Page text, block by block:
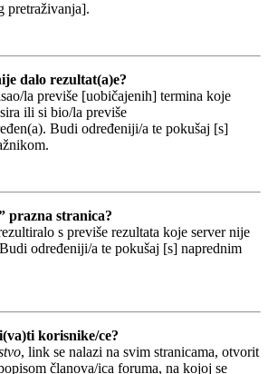
pretraživanja].
dalo rezultat(a)e?
la previše [uobičajenih] termina koje
ili si bio/la previše
Budi određeniji/a te pokušaj [s]
prazna stranica?
s previše rezultata koje server nije
određeniji/a te pokušaj [s] naprednim
korisnike/ce?
, link se nalazi na svim stranicama, otvorit
članova/ica foruma, na kojoj se